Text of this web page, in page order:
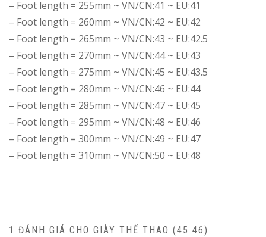
– Foot length = 255mm ~ VN/CN:41 ~ EU:41
– Foot length = 260mm ~ VN/CN:42 ~ EU:42
– Foot length = 265mm ~ VN/CN:43 ~ EU:42.5
– Foot length = 270mm ~ VN/CN:44 ~ EU:43
– Foot length = 275mm ~ VN/CN:45 ~ EU:43.5
– Foot length = 280mm ~ VN/CN:46 ~ EU:44
– Foot length = 285mm ~ VN/CN:47 ~ EU:45
– Foot length = 295mm ~ VN/CN:48 ~ EU:46
– Foot length = 300mm ~ VN/CN:49 ~ EU:47
– Foot length = 310mm ~ VN/CN:50 ~ EU:48
1 ĐÁNH GIÁ CHO GIÀY THỂ THAO (45 46)